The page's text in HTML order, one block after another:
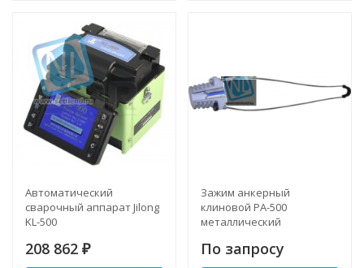
Автоматический
сварочный аппарат Jilong
KL-500
208 862 ₽
Зажим анкерный
клиновой PA-500
металлический
По запросу